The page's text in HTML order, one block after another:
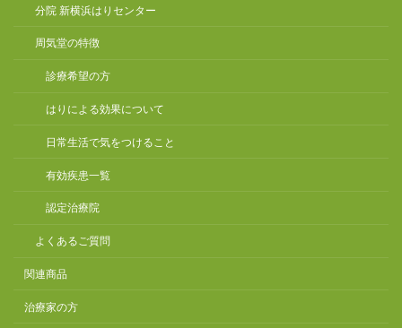
分院 新横浜はりセンター
周気堂の特徴
診療希望の方
はりによる効果について
日常生活で気をつけること
有効疾患一覧
認定治療院
よくあるご質問
関連商品
治療家の方